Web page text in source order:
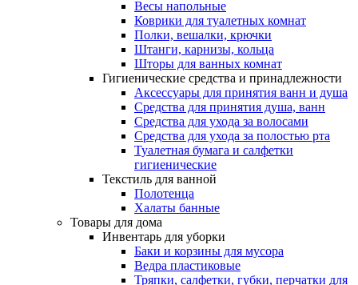
Весы напольные
Коврики для туалетных комнат
Полки, вешалки, крючки
Штанги, карнизы, кольца
Шторы для ванных комнат
Гигиенические средства и принадлежности
Аксессуары для принятия ванн и душа
Средства для принятия душа, ванн
Средства для ухода за волосами
Средства для ухода за полостью рта
Туалетная бумага и салфетки
гигиенические
Текстиль для ванной
Полотенца
Халаты банные
Товары для дома
Инвентарь для уборки
Баки и корзины для мусора
Ведра пластиковые
Тряпки, салфетки, губки, перчатки для